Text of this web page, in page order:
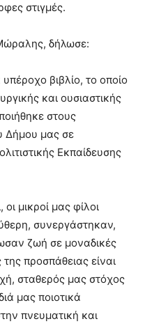
στιγμές.
δήλωσε:
βιβλίο, το οποίο
και ουσιαστικής
στους
Δήμου μας σε
Εκπαίδευσης
μικροί μας φίλοι
συνεργάστηκαν,
ζωή σε μοναδικές
προσπάθειας είναι
σταθερός μας στόχος
μας ποιοτικά
πνευματική και